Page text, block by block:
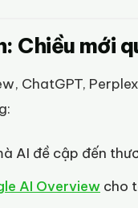
Chiều mới
ChatGPT,
AI đề cập đến
AI Overview cho